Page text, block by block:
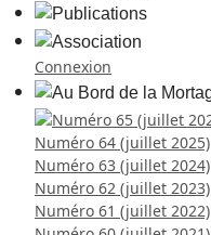
Connexion
Numéro 64 (juillet 2025)
Numéro 63 (juillet 2024)
Numéro 62 (juillet 2023)
Numéro 61 (juillet 2022)